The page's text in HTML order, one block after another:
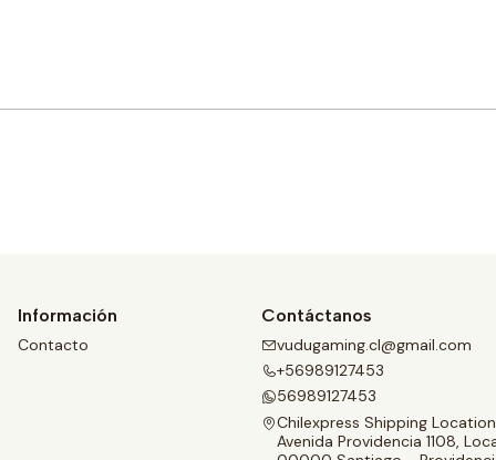
Información
Contacto
Contáctanos
vudugaming.cl@gmail.com
+56989127453
56989127453
Chilexpress Shipping Location
Avenida Providencia 1108,